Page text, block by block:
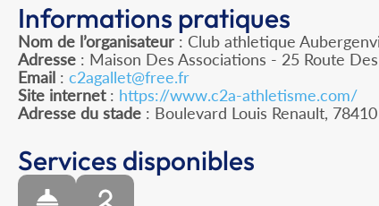
Informations pratiques
Nom de l’organisateur : Club athletique
Adresse : Maison Des Associations - 25 Route
Email : c2agallet@free.fr
Site internet: https://www.c2a-athletisme.com/
Adresse du stade : Boulevard Louis Renault,
Services disponibles